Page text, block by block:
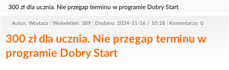
300 zł dla ucznia. Nie przegap terminu w programie Dobry Start
Autor: Woytazz Wyświetleń: 389 Dodano: 2024-11-16 / 10:18 Komentarzy: 0
300 zł dla ucznia. Nie przegap terminu w
programie Dobry Start